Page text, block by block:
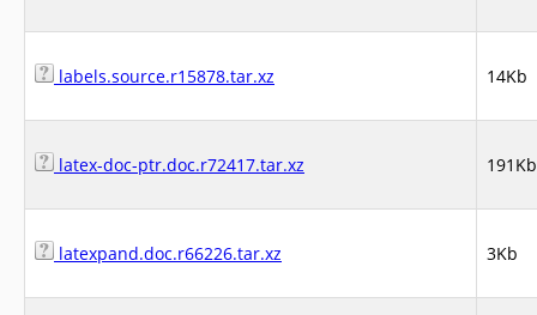
labels.source.r15878.tar.xz 14Kb
latex-doc-ptr.doc.r72417.tar.xz 191Kb
latexpand.doc.r66226.tar.xz 3Kb